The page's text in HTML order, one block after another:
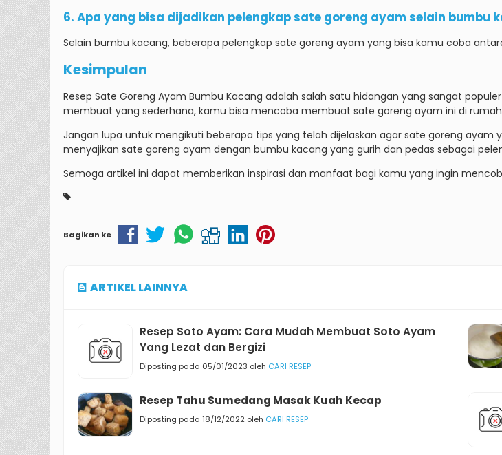
6. Apa yang bisa dijadikan pelengkap sate goreng ayam selain bumbu
Selain bumbu kacang, beberapa pelengkap sate goreng ayam yang bisa kamu coba
Kesimpulan
Resep Sate Goreng Ayam Bumbu Kacang adalah salah satu hidangan yang sangat
membuat yang sederhana, kamu bisa mencoba membuat sate goreng ayam ini di
Jangan lupa untuk mengikuti beberapa tips yang telah dijelaskan agar sate goreng
menyajikan sate goreng ayam dengan bumbu kacang yang gurih dan pedas sebagai
Semoga artikel ini dapat memberikan inspirasi dan manfaat bagi kamu yang ingin
Bagikan ke
ARTIKEL LAINNYA
Resep Soto Ayam: Cara Mudah Membuat Soto Ayam
Yang Lezat dan Bergizi
Diposting pada 05/01/2023 oleh CARI RESEP
Resep Tahu Sumedang Masak Kuah Kecap
Diposting pada 18/12/2022 oleh CARI RESEP